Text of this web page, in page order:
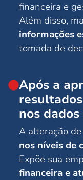
financeira e
Além disso,
informações
tomada de
Após a
nos
A alteração
nos níveis de
Expõe sua
financeira e